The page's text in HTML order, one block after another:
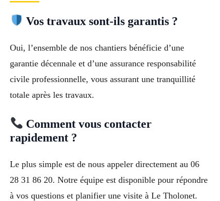
Vos travaux sont-ils garantis ?
Oui, l’ensemble de nos chantiers bénéficie d’une
garantie décennale et d’une assurance responsabilité
civile professionnelle, vous assurant une tranquillité
totale après les travaux.
Comment vous contacter
rapidement ?
Le plus simple est de nous appeler directement au 06
28 31 86 20. Notre équipe est disponible pour répondre
à vos questions et planifier une visite à Le Tholonet.